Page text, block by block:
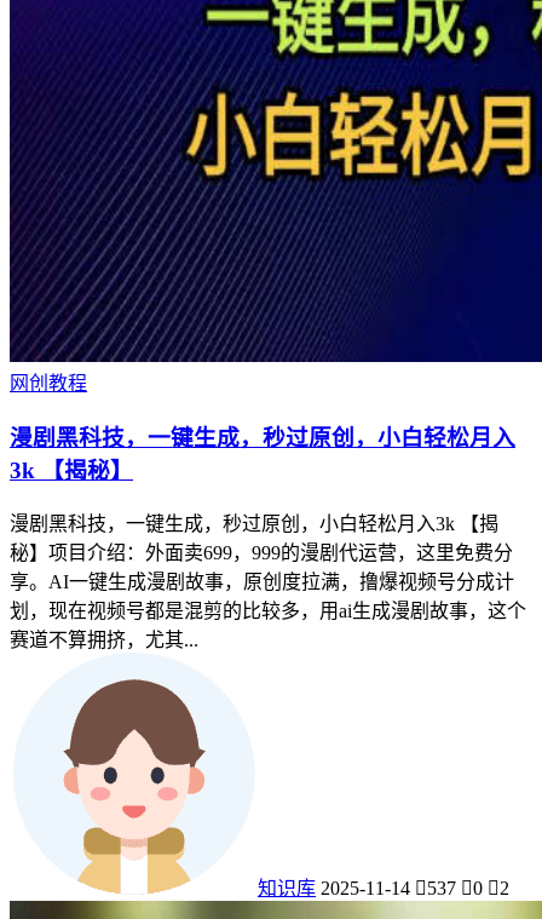
网创教程
漫剧黑科技，一键生成，秒过原创，小白轻松月入
3k 【揭秘】
漫剧黑科技，一键生成，秒过原创，小白轻松月入3k 【揭
秘】项目介绍：外面卖699，999的漫剧代运营，这里免费分
享。AI一键生成漫剧故事，原创度拉满，撸爆视频号分成计
划，现在视频号都是混剪的比较多，用ai生成漫剧故事，这个
赛道不算拥挤，尤其...
知识库 2025-11-14 537 0 2